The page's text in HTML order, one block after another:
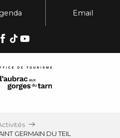
Email
GERMAIN DU TEIL